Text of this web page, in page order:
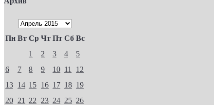
Пн Вт Ср Чт Пт Сб Вс
1 2 3 4
5
6
7 8 9 10 11
12
13 14 15 16 17 18 19
20 21 22 23 24 25 26